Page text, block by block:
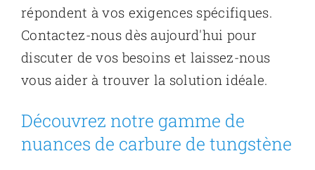
répondent à vos exigences spécifiques.
Contactez-nous dès aujourd'hui pour
discuter de vos besoins et laissez-nous
vous aider à trouver la solution idéale.
Découvrez notre gamme de
nuances de carbure de tungstène